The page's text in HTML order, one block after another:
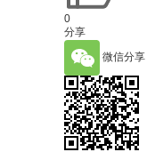
0
分享
微信分享